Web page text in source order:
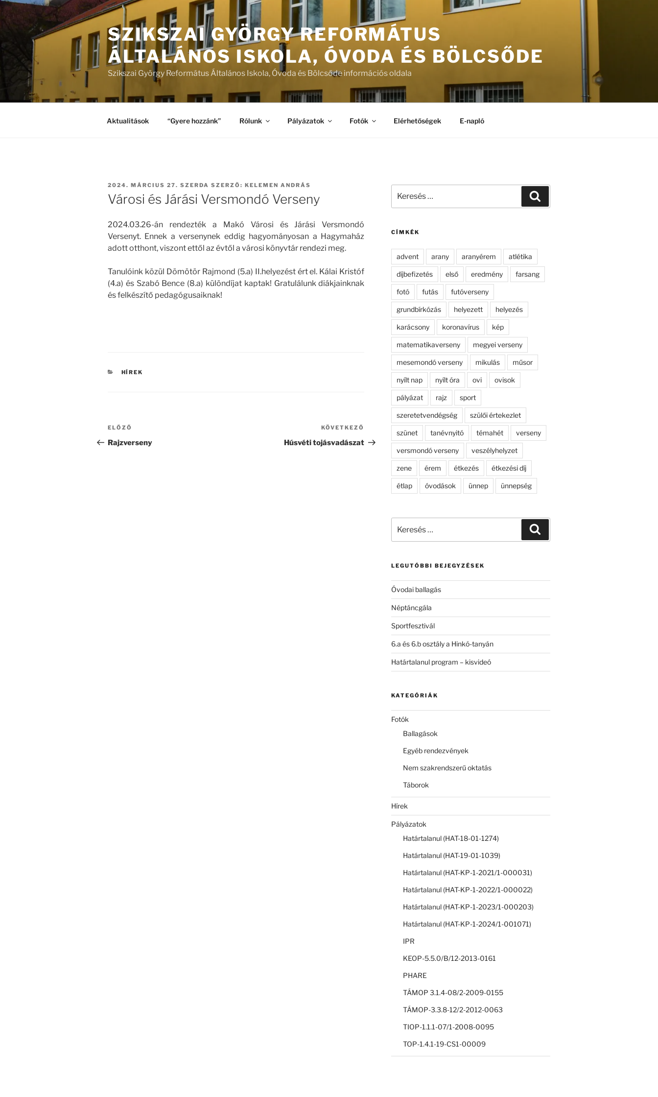
Tartalomhoz
SZIKSZAI GYÖRGY REFORMÁTUS
ÁLTALÁNOS ISKOLA, ÓVODA ÉS BÖLCSŐDE
Szikszai György Református Általános Iskola, Óvoda és Bölcsőde információs oldala
Aktualitások “Gyere hozzánk” Rólunk Pályázatok Fotók Elérhetőségek E-napló
BEKÜLDVE:
2024. MÁRCIUS 27. SZERDA SZERZŐ: KELEMEN ANDRÁS
Városi és Járási Versmondó Verseny
2024.03.26-án rendezték a Makó Városi és Járási Versmondó
Versenyt. Ennek a versenynek eddig hagyományosan a Hagymaház
adott otthont, viszont ettől az évtől a városi könyvtár rendezi meg.
Tanulóink közül Dömötör Rajmond (5.a) II.helyezést ért el. Kálai Kristóf
(4.a) és Szabó Bence (8.a) különdíjat kaptak! Gratulálunk diákjainknak
és felkészítő pedagógusaiknak!
KATEGÓRIÁK
HÍREK
Bejegyzés
navigáció
Korábbi
bejegyzés
ELŐZŐ
Rajzverseny
bejegyzés
KÖVETKEZŐ
Húsvéti tojásvadászat
következő
CÍMKÉK
advent arany aranyérem atlétika
díjbefizetés első eredmény farsang
fotó futás futóverseny
grundbírkózás helyezett helyezés
karácsony koronavírus kép
matematikaverseny megyei verseny
mesemondó verseny mikulás műsor
nyílt nap nyílt óra ovi ovisok
pályázat rajz sport
szeretetvendégség szülői értekezlet
szünet tanévnyitó témahét verseny
versmondó verseny veszélyhelyzet
zene érem étkezés étkezési díj
étlap óvodások ünnep ünnepség
következő
LEGUTÓBBI BEJEGYZÉSEK
Óvodai ballagás
Néptáncgála
Sportfesztivál
6.a és 6.b osztály a Hinkó-tanyán
Határtalanul program – kisvideó
KATEGÓRIÁK
Fotók
Ballagások
Egyéb rendezvények
Nem szakrendszerű oktatás
Táborok
Hírek
Pályázatok
Határtalanul (HAT-18-01-1274)
Határtalanul (HAT-19-01-1039)
Határtalanul (HAT-KP-1-2021/1-000031)
Határtalanul (HAT-KP-1-2022/1-000022)
Határtalanul (HAT-KP-1-2023/1-000203)
Határtalanul (HAT-KP-1-2024/1-001071)
IPR
KEOP-5.5.0/B/12-2013-0161
PHARE
TÁMOP 3.1.4-08/2-2009-0155
TÁMOP-3.3.8-12/2-2012-0063
TIOP-1.1.1-07/1-2008-0095
TOP-1.4.1-19-CS1-00009